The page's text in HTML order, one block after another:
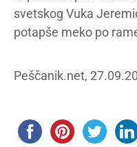
svetskog Vuka
potapše meko po
Peščanik.net,